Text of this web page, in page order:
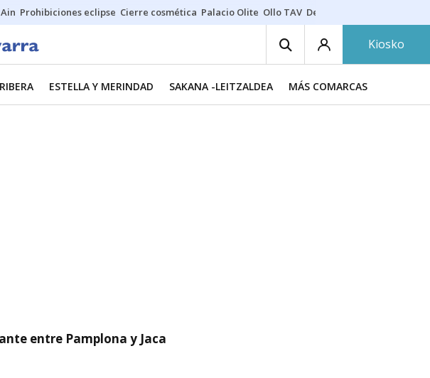
Prohibiciones eclipse Cierre cosmética Palacio Olite Ollo TAV Derrama vecinos
Kiosko
ESTELLA Y MERINDAD SAKANA -LEITZALDEA MÁS COMARCAS
entre Pamplona y Jaca